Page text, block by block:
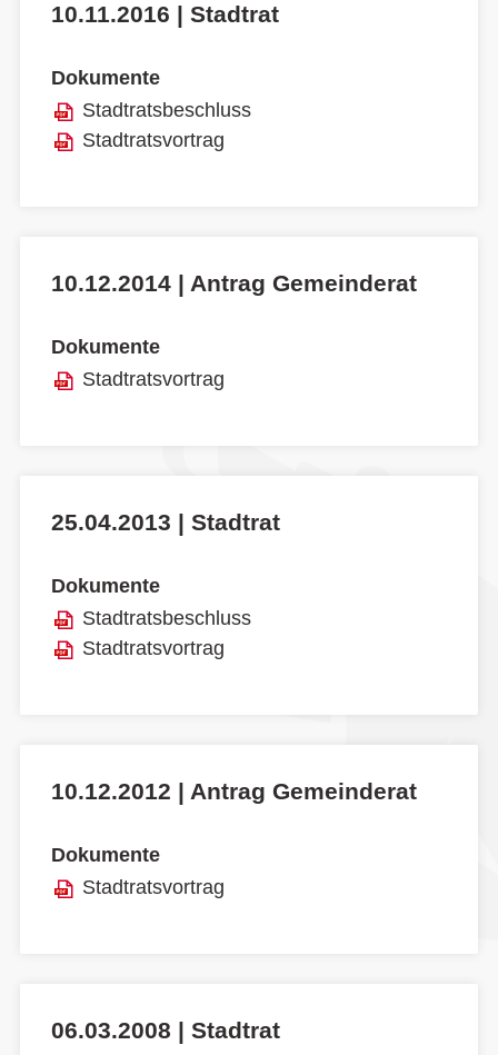
10.11.2016 | Stadtrat
Dokumente
Stadtratsbeschluss
Stadtratsvortrag
10.12.2014 | Antrag Gemeinderat
Dokumente
Stadtratsvortrag
25.04.2013 | Stadtrat
Dokumente
Stadtratsbeschluss
Stadtratsvortrag
10.12.2012 | Antrag Gemeinderat
Dokumente
Stadtratsvortrag
06.03.2008 | Stadtrat